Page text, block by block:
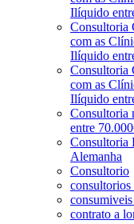
Ilíquido
Consultoria
com as
Ilíquido
Consultoria
com as
Ilíquido
Consultoria
entre
Consultoria
Alemanha
Consultorio
consultorios
contrato a